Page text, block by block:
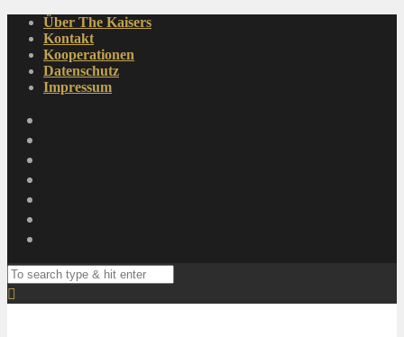
Über The Kaisers
Kontakt
Kooperationen
Datenschutz
Impressum